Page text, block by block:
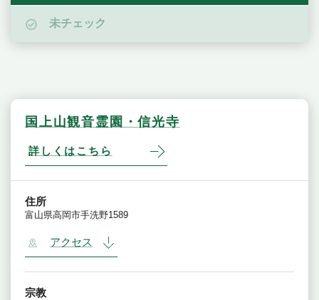
未チェック
国上山観音霊園・信光寺
詳しくはこちら
住所
富山県高岡市手洗野1589
アクセス
宗教